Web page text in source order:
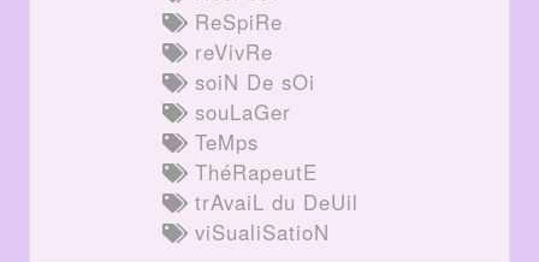
ReSpiRe
reVivRe
soiN De sOi
souLaGer
TeMps
ThéRapeutE
trAvaiL du DeUil
viSualiSatioN